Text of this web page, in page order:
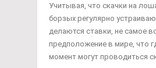
Учитывая, что скачки на
борзых регулярно
делаются ставки, не самое
предположение в мире, что
момент могут проводиться